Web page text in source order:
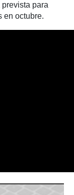
para
en octubre.